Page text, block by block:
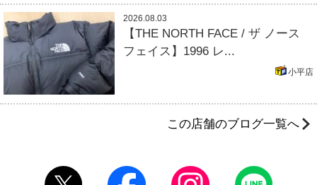
2026.08.03
【THE NORTH FACE / ザ ノース
フェイス】1996 レ...
小平店
この店舗のブログ一覧へ